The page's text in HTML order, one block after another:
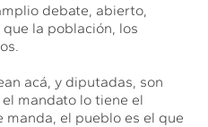
debate, abierto,
la población, los
acá, y diputadas, son
mandato lo tiene el
manda, el pueblo es el que